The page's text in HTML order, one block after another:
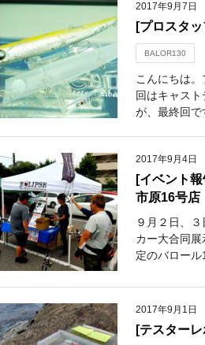
2017年9月7日
[プロスタ
BALOR130
こんにちは
回はキャス
が、最終回
2017年9月4日
[イベント
市原16号店
９月２日、
カー大合同
定のバロール
2017年9月1日
[テスター